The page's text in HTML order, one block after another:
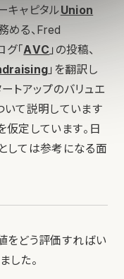
キャピタルUnion
める、Fred
グ「AVC 」の投稿、
」を翻訳し
トアップのバリュエ
いて説明しています
定しています。日
しては参考になる面
をどう評価すればい
した。